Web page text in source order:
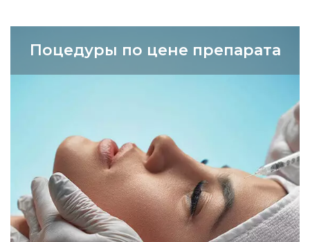
Поцедуры по цене препарата